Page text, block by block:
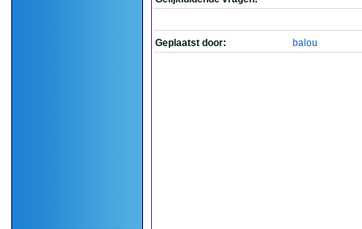
Geplaatst door: balou